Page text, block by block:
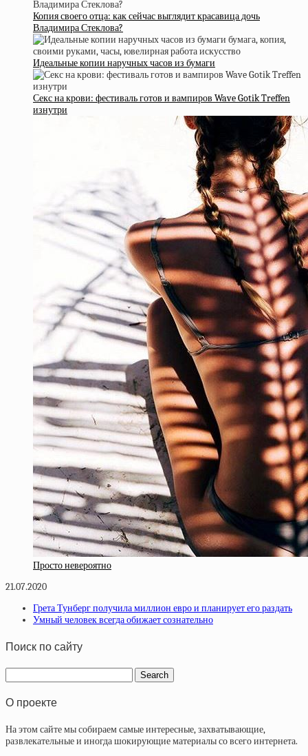
Копия своего отца: как сейчас выглядит красавица дочь
Владимира Стеклова?
Идеальные копии наручных часов из бумаги
Секс на крови: фестиваль готов и вампиров Wave Gotik Treffen
изнутри
Просто невероятно
21.07.2020
Грета Тунберг получила миллион евро и планирует его раздать
Умный человек всегда обижает сознательно
Поиск по сайту
О проекте
На этом сайте мы собираем самые интересные, захватывающие,
развлекательные и иногда шокирующие материалы со всего интернета.